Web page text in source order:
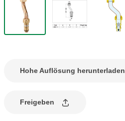
Hohe Auflösung herunterladen
Freigeben